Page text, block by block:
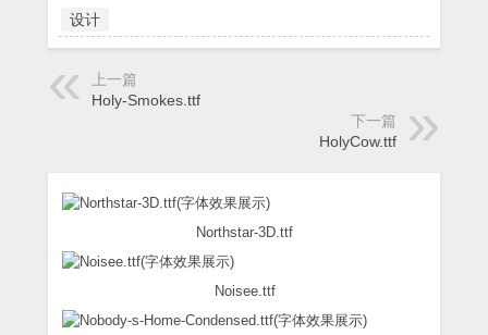
设计
上一篇
Holy-Smokes.ttf
下一篇
HolyCow.ttf
Northstar-3D.ttf
Noisee.ttf